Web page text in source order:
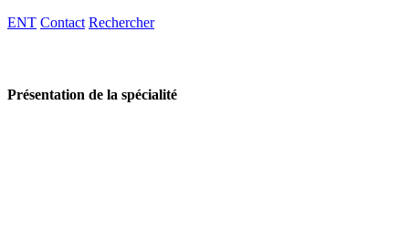
ENT Contact Rechercher
Présentation de la spécialité